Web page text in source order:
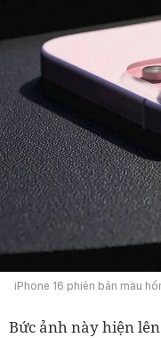
iPhone 16 phiên bản màu
Bức ảnh này hiện